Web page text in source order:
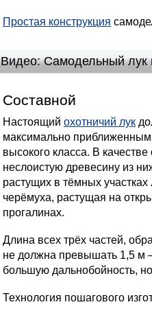
Простая конструкция
Видео: Самодельный лук
Составной
Настоящий охотничий лук
максимально
высокого класса. В
неслоистую древесину из
растущих в тёмных
черёмуха, растущая на
прогалинах.
Длина всех трёх частей,
не должна превышать 1,5 м
большую дальнобойность,
Технология пошагового